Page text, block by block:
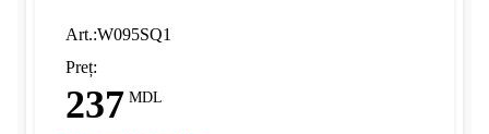
Art.:W095SQ1
Preț:
237 MDL